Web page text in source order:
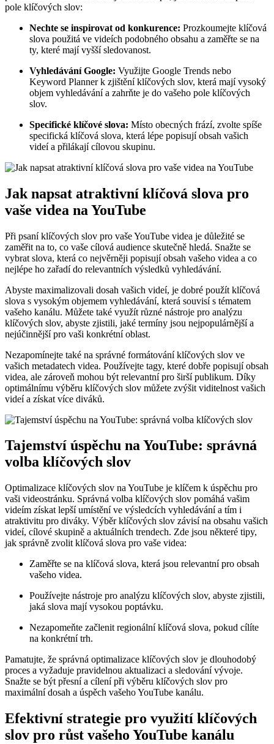
pole klíčových slov:
Nechte se inspirovat od konkurence: Prozkoumejte klíčová
slova použitá ve videích podobného obsahu a zaměřte se na
ty, které mají vyšší sledovanost.
Vyhledávání Google: Využijte Google Trends nebo
Keyword Planner k zjištění klíčových slov, která mají vysoký
objem vyhledávání a zahrňte je do vašeho pole klíčových
slov.
Specifické klíčové slova: Místo obecných frází, zvolte spíše
specifická klíčová slova, která lépe popisují obsah vašich
videí a přilákají cílovou skupinu.
Jak napsat atraktivní klíčová slova pro
vaše videa na YouTube
Při psaní klíčových slov pro vaše YouTube videa je důležité se
zaměřit na to, co vaše cílová audience skutečně hledá. Snažte se
vybrat slova, která co nejvěrněji popisují obsah vašeho videa a co
nejlépe ho zařadí do relevantních výsledků vyhledávání.
Abyste maximalizovali dosah vašich videí, je dobré použít klíčová
slova s vysokým objemem vyhledávání, která souvisí s tématem
vašeho kanálu. Můžete také využít různé nástroje pro analýzu
klíčových slov, abyste zjistili, jaké termíny jsou nejpopulárnější a
nejúčinnější pro vaši konkrétní oblast.
Nezapomínejte také na správné formátování klíčových slov ve
vašich metadatech videa. Používejte tagy, které dobře popisují obsah
videa, ale zároveň mohou být relevantní pro širší publikum. Díky
optimálnímu výběru klíčových slov můžete zvýšit viditelnost vašich
videí a získat více diváků.
Tajemství úspěchu na YouTube: správná
volba klíčových slov
Optimalizace klíčových slov na YouTube je klíčem k úspěchu pro
vaši videostránku. Správná volba klíčových slov pomáhá vašim
videím získat lepší umístění ve výsledcích vyhledávání a tím i
atraktivitu pro diváky. Výběr klíčových slov závisí na obsahu vašich
videí, cílové skupině a aktuálních trendech. Zde jsou některé tipy,
jak správně zvolit klíčová slova pro vaše videa:
Zaměřte se na klíčová slova, která jsou relevantní pro obsah
vašeho videa.
Používejte nástroje pro analýzu klíčových slov, abyste zjistili,
jaká slova mají vysokou poptávku.
Nezapomeňte začlenit regionální klíčová slova, pokud cílíte
na konkrétní trh.
Pamatujte, že správná optimalizace klíčových slov je dlouhodobý
proces a vyžaduje pravidelnou aktualizaci a sledování vývoje.
Snažte se být přesní a cílení při výběru klíčových slov pro
maximální dosah a úspěch vašeho YouTube kanálu.
Efektivní strategie pro využití klíčových
slov pro růst vašeho YouTube kanálu